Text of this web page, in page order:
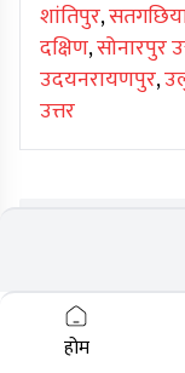
शांतिपुर,
दक्षिण,सोनारपुर
उदयनरायणपुर,
उत्तर
होम